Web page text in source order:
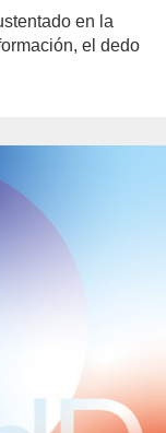
en la
el dedo